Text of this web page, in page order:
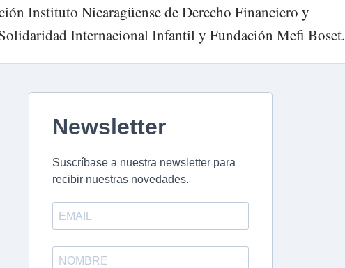
Instituto Nicaragüense de Derecho Financiero y
Internacional Infantil y Fundación Mefi Boset.